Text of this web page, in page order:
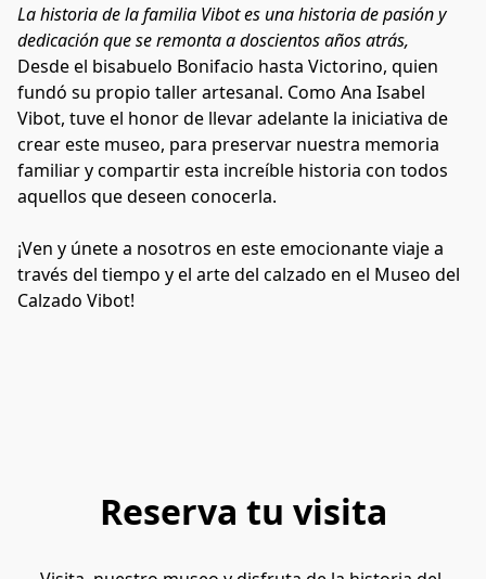
La historia de la familia Vibot es una historia de pasión y
dedicación que se remonta a doscientos años atrás,
Desde el bisabuelo Bonifacio hasta Victorino, quien
fundó su propio taller artesanal. Como Ana Isabel
Vibot, tuve el honor de llevar adelante la iniciativa de
crear este museo, para preservar nuestra memoria
familiar y compartir esta increíble historia con todos
aquellos que deseen conocerla.
¡Ven y únete a nosotros en este emocionante viaje a
través del tiempo y el arte del calzado en el Museo del
Calzado Vibot!
Reserva tu visita